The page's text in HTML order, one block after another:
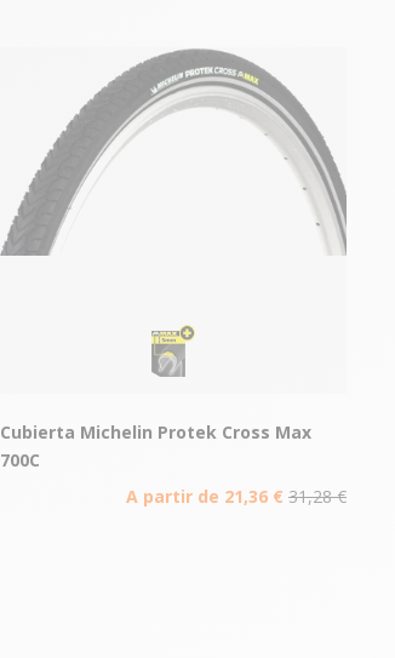
Cubierta Michelin Protek Cross Max
700C
A partir de 21,36 € 31,28 €